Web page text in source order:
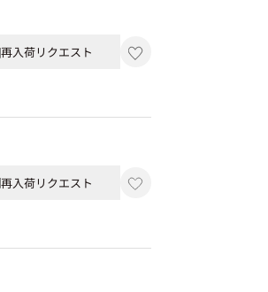
再入荷リクエスト
再入荷リクエスト